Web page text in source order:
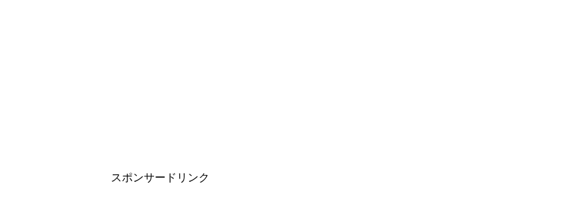
スポンサードリンク